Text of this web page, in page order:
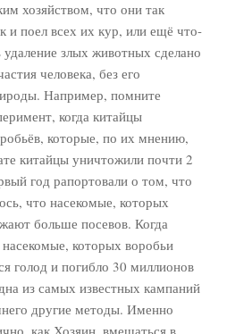
хозяйством, что они так
и поел всех их кур, или ещё что-
злых животных сделано
человека, без его
Например, помните
когда китайцы
которые, по их мнению,
китайцы уничтожили почти 2
год рапортовали о том, что
что насекомые, которых
больше посевов. Когда
которых воробьи
голод и погибло 30 миллионов
из самых известных кампаний
другие методы. Именно
как Хозяин, вмешаться в